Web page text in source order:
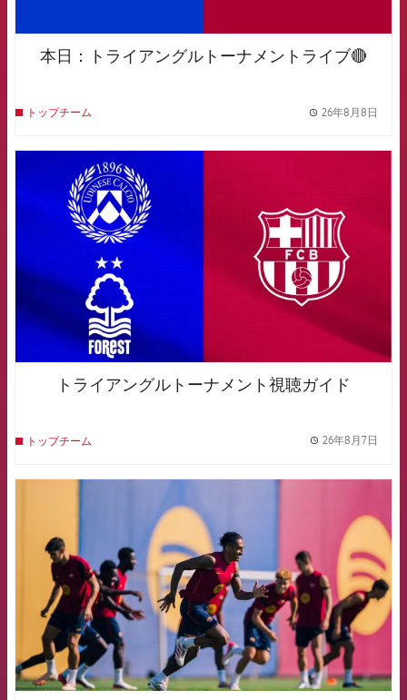
本日：トライアングルトーナメントライブ🔴
トップチーム 26年8月8日
トライアングルトーナメント視聴ガイド
トップチーム 26年8月7日